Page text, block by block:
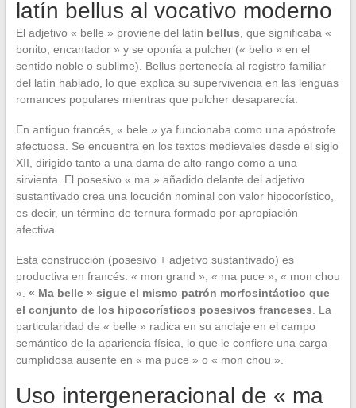
latín bellus al vocativo moderno
El adjetivo « belle » proviene del latín bellus , que significaba «
bonito, encantador » y se oponía a pulcher (« bello » en el
sentido noble o sublime). Bellus pertenecía al registro familiar
del latín hablado, lo que explica su supervivencia en las lenguas
romances populares mientras que pulcher desaparecía.
En antiguo francés, « bele » ya funcionaba como una apóstrofe
afectuosa. Se encuentra en los textos medievales desde el siglo
XII, dirigido tanto a una dama de alto rango como a una
sirvienta. El posesivo « ma » añadido delante del adjetivo
sustantivado crea una locución nominal con valor hipocorístico,
es decir, un término de ternura formado por apropiación
afectiva.
Esta construcción (posesivo + adjetivo sustantivado) es
productiva en francés: « mon grand », « ma puce », « mon chou
». « Ma belle » sigue el mismo patrón morfosintáctico que
el conjunto de los hipocorísticos posesivos franceses . La
particularidad de « belle » radica en su anclaje en el campo
semántico de la apariencia física, lo que le confiere una carga
cumplidosa ausente en « ma puce » o « mon chou ».
Uso intergeneracional de « ma